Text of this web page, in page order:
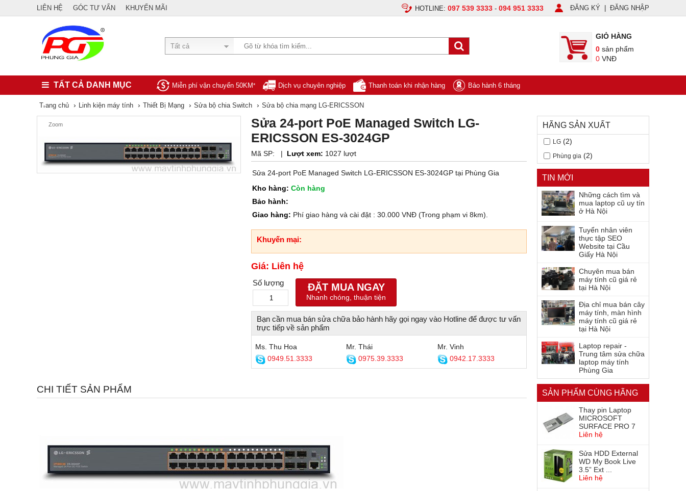
LIÊN HỆ GÓC TƯ VẤN KHUYẾN MÃI HOTLINE: 097 539 3333 - 094 951 3333 ĐĂNG KÝ ĐĂNG NHẬP
Tất cả
GIỎ HÀNG
0 sản phẩm
0 VNĐ
TẤT CẢ DANH MỤC Miễn phí vận chuyển 50KM* Dịch vụ chuyên nghiệp Thanh toán khi nhận hàng Bảo hành 6 tháng
Trang chủ › Linh kiện máy tính › Thiết Bị Mạng › Sửa bộ chia Switch › Sửa bộ chia mạng LG-ERICSSON
Zoom
Sửa 24-port PoE Managed Switch LG-
ERICSSON ES-3024GP
Mã SP: | Lượt xem: 1027 lượt
Sửa 24-port PoE Managed Switch LG-ERICSSON ES-3024GP tại Phùng Gia
Kho hàng: Còn hàng
Bảo hành:
Giao hàng: Phí giao hàng và cài đặt : 30.000 VNĐ (Trong phạm vi 8km).
Khuyến mại:
Giá: Liên hệ
Số lượng ĐẶT MUA NGAY
Nhanh chóng, thuận tiện
Bạn cần mua bán sửa chữa bảo hành hãy gọi ngay vào Hotline để được tư vấn
trực tiếp về sản phẩm
Ms. Thu Hoa
0949.51.3333
Mr. Thái
0975.39.3333
Mr. Vinh
0942.17.3333
CHI TIẾT SẢN PHẨM
HÃNG SẢN XUẤT
LG (2)
Phùng gia (2)
TIN MỚI
Những cách tìm và
mua laptop cũ uy tín
ở Hà Nội
Tuyển nhân viên
thực tập SEO
Website tại Cầu
Giấy Hà Nội
Chuyên mua bán
máy tính cũ giá rẻ
tại Hà Nội
Địa chỉ mua bán cây
máy tính, màn hình
máy tính cũ giá rẻ
tại Hà Nội
Laptop repair -
Trung tâm sửa chữa
laptop máy tính
Phùng Gia
SẢN PHẨM CÙNG HÃNG
Thay pin Laptop
MICROSOFT
SURFACE PRO 7
Liên hệ
Sửa HDD External
WD My Book Live
3.5” Ext ...
Liên hệ